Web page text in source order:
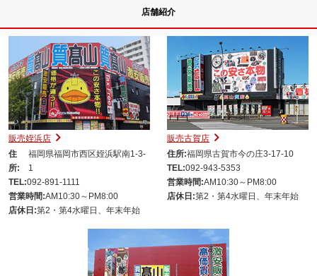
店舗紹介
販売姪浜店
住
所:
福岡県福岡市西区姪浜駅南1-3-
1
TEL:092-891-1111
営業時間:AM10:30～PM8:00
店休日:第2・第4水曜日、年末年始
販売古賀店
住所:福岡県古賀市今の庄3-17-10
TEL:092-943-5353
営業時間:AM10:30～PM8:00
店休日:第2・第4水曜日、年末年始